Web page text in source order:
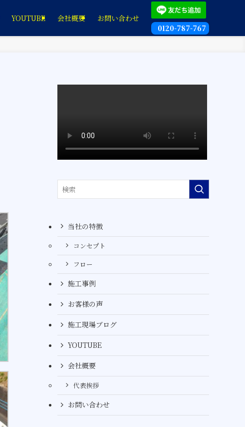
YOUTUBE 会社概要
お問い合わせ
0120-787-767
当社の特徴
コンセプト
フロー
施工事例
お客様の声
施工現場ブログ
YOUTUBE
会社概要
代表挨拶
お問い合わせ